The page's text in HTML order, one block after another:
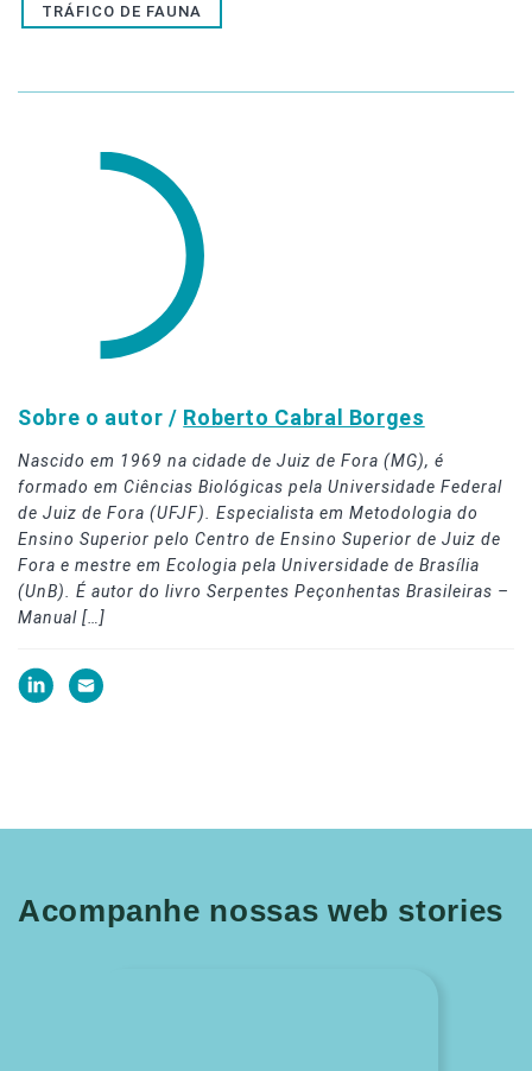
TRÁFICO DE FAUNA
Sobre o autor / Roberto Cabral Borges
Nascido em 1969 na cidade de Juiz de Fora (MG), é
formado em Ciências Biológicas pela Universidade Federal
de Juiz de Fora (UFJF). Especialista em Metodologia do
Ensino Superior pelo Centro de Ensino Superior de Juiz de
Fora e mestre em Ecologia pela Universidade de Brasília
(UnB). É autor do livro Serpentes Peçonhentas Brasileiras –
Manual […]
Acompanhe nossas web stories